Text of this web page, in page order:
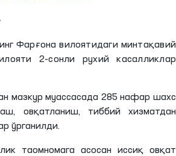
Фарғона вилоятидаги минтақавий
2-сонли рухий касалликлар
мазкур муассасада 285 нафар шахс
овқатланиш, тиббий хизматдан
ўрганилди.
таомномага асосан иссиқ овқат